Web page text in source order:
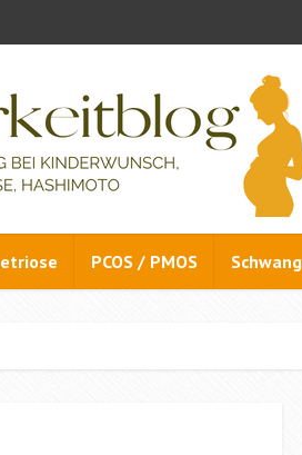
PCOS / PMOS